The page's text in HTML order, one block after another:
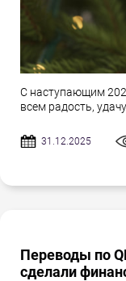
С наступающим
всем радость,
31.12.2025
Переводы по
сделали